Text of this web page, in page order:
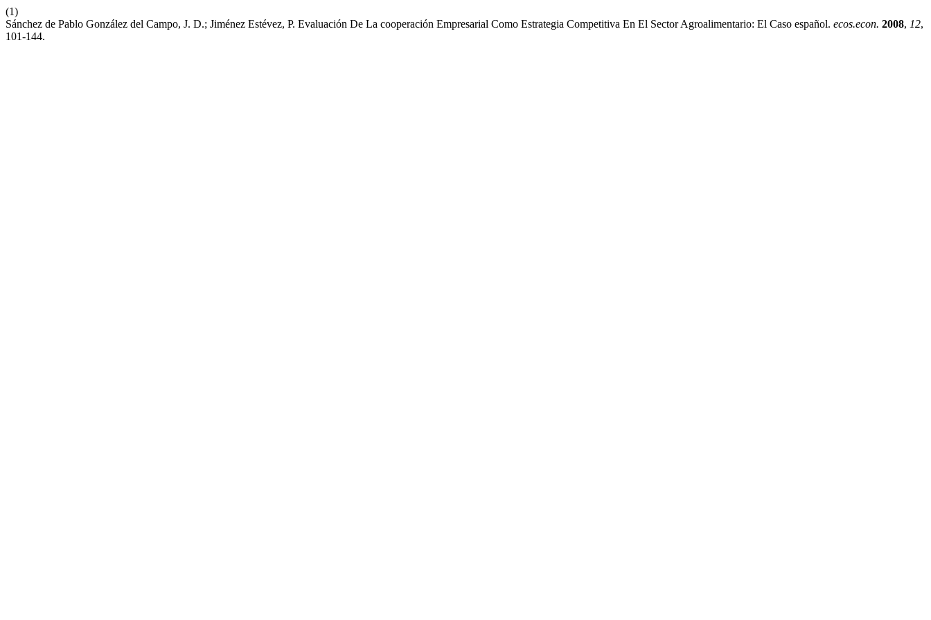
(1)
Sánchez de Pablo González del Campo, J. D.; Jiménez Estévez, P. Evaluación De La cooperación Empresarial Como Estrategia Competitiva En El Sector Agroalimentario: El Caso español. ecos.econ. 2008, 12,
101-144.